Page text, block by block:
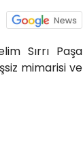
Sırrı Paşa
mimarisi ve